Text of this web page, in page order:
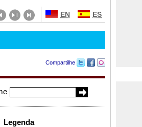
EN ES
Compartilhe
Legenda